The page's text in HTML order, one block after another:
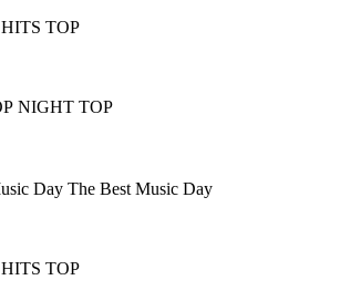
HITS TOP
NIGHT TOP
The Best Music Day
HITS TOP